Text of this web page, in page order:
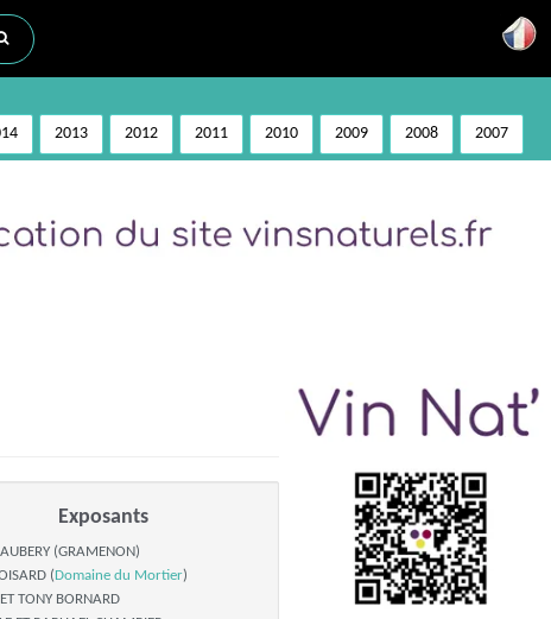
2013 2012 2011 2010 2009 2008 2007
Exposants
(GRAMENON)
(Domaine du Mortier)
TONY BORNARD